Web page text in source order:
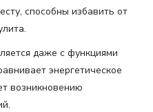
способны избавить от
даже с функциями
энергетическое
возникновению